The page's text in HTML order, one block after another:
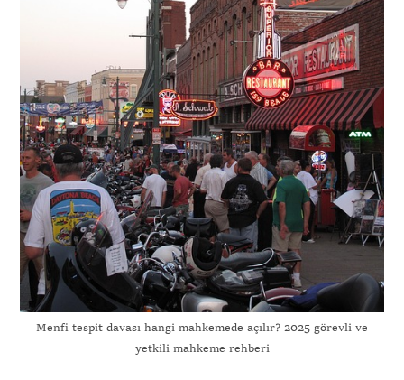
Menfi tespit davası hangi mahkemede açılır? 2025 görevli ve
yetkili mahkeme rehberi